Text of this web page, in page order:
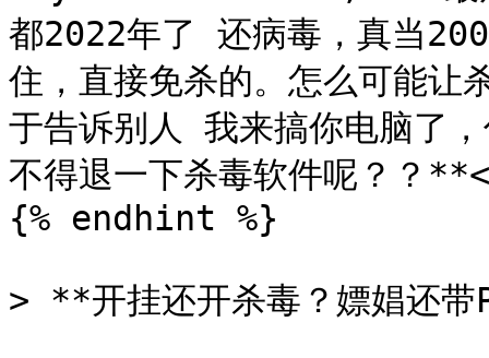
都2022年了 还病毒，真当
住，直接免杀的。怎么可能让
于告诉别人 我来搞你电脑了
不得退一下杀毒软件呢？？
{% endhint %}